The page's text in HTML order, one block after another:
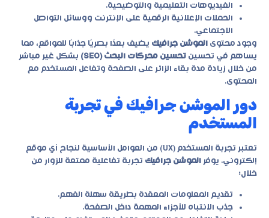
الفيديوهات التعليمية والتوضيحية.
الحملات الإعلانية الرقمية على الإنترنت ووسائل التواصل
الاجتماعي.
وجود محتوى الموشن جرافيك يضيف بعدًا بصريًا جذابًا للمواقع، مما
يساهم في تحسين تحسين محركات البحث (SEO)
بشكل غير مباشر
من خلال زيادة مدة بقاء الزائر على الصفحة وتفاعل المستخدم مع
المحتوى.
دور الموشن جرافيك في تجربة
المستخدم
تعتبر تجربة المستخدم (UX) من العوامل الأساسية لنجاح أي موقع
إلكتروني. يوفر الموشن جرافيك تجربة تفاعلية ممتعة للزوار من
خلال:
تقديم المعلومات المعقدة بطريقة سهلة الفهم.
جذب الانتباه للأجزاء المهمة داخل الصفحة.